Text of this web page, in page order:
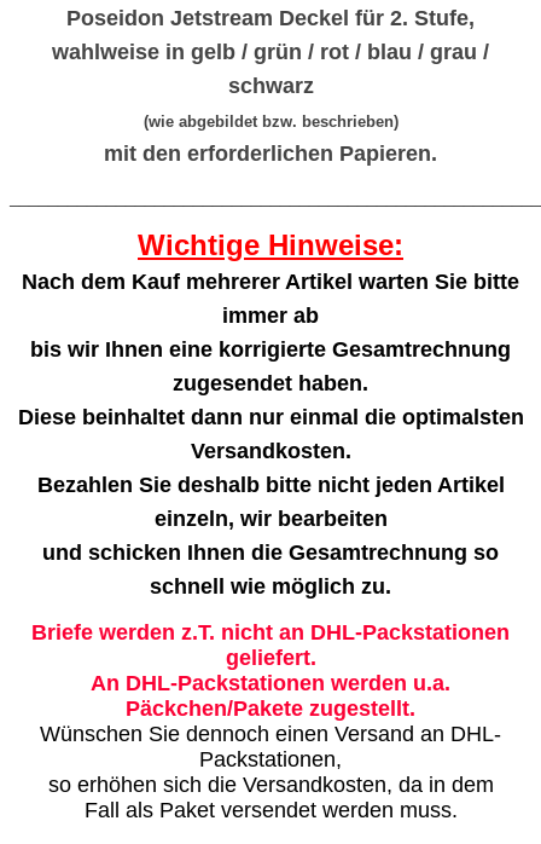
Poseidon Jetstream Deckel für 2. Stufe,
wahlweise in gelb / grün / rot / blau / grau /
schwarz
(wie abgebildet bzw. beschrieben)
mit den erforderlichen Papieren.
Wichtige Hinweise:
Nach dem Kauf mehrerer Artikel warten Sie bitte
immer ab
bis wir Ihnen eine korrigierte Gesamtrechnung
zugesendet haben.
Diese beinhaltet dann nur einmal die optimalsten
Versandkosten.
Bezahlen Sie deshalb bitte nicht jeden Artikel
einzeln, wir bearbeiten
und schicken Ihnen die Gesamtrechnung so
schnell wie möglich zu.
Briefe werden z.T. nicht an DHL-Packstationen
geliefert.
An DHL-Packstationen werden u.a.
Päckchen/Pakete zugestellt.
Wünschen Sie dennoch einen Versand an DHL-
Packstationen,
so erhöhen sich die Versandkosten, da in dem
Fall als Paket versendet werden muss.